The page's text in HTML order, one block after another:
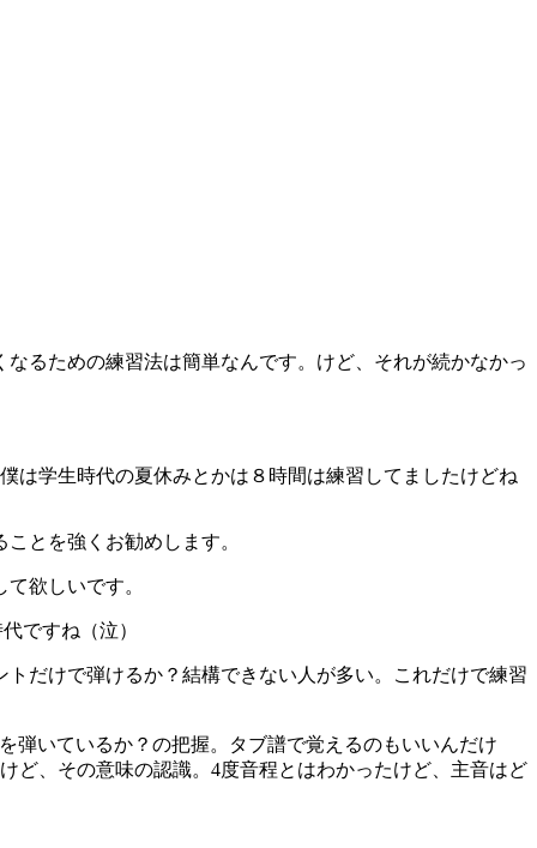
るための練習法は簡単なんです。けど、それが続かなかっ
は学生時代の夏休みとかは８時間は練習してましたけどね
とを強くお勧めします。
欲しいです。
ですね（泣）
だけで弾けるか？結構できない人が多い。これだけで練習
弾いているか？の把握。タブ譜で覚えるのもいいんだけ
ど、その意味の認識。4度音程とはわかったけど、主音はど